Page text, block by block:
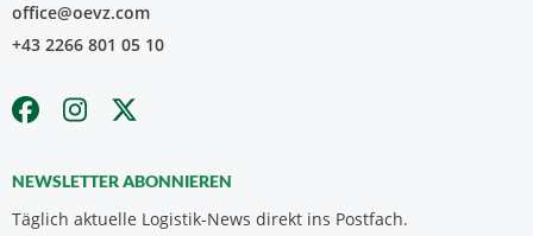
office@oevz.com
+43 2266 801 05 10
NEWSLETTER ABONNIEREN
Täglich aktuelle Logistik-News direkt ins Postfach.